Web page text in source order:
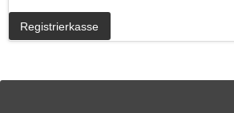
Registrierkasse